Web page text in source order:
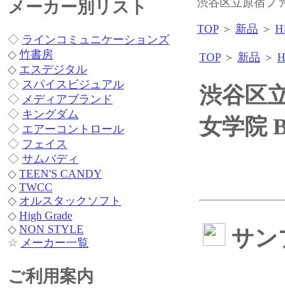
メーカー別リスト
◇ ラインコミュニケーションズ
◇ 竹書房
◇ エスデジタル
◇ スパイスビジュアル
◇ メディアブランド
◇ キングダム
◇ エアーコントロール
◇ フェイス
◇ サムバディ
◇ TEEN'S CANDY
◇ TWCC
◇ オルスタックソフト
◇ High Grade
◇ NON STYLE
☆ メーカー一覧
ご利用案内
渋谷区立原宿フ
TOP＞ 新品 ＞
TOP＞ 新品 ＞
渋谷区
女学院
サン